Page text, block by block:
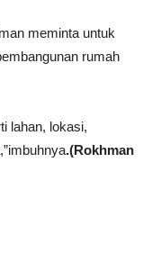
meminta untuk
rumah
lahan, lokasi,
.(Rokhman